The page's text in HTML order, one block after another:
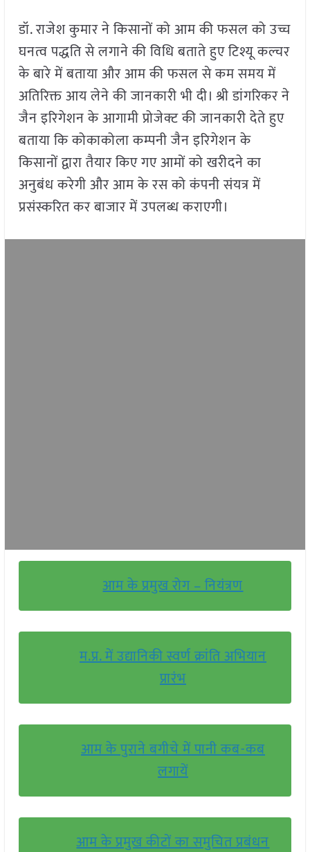
डॉ. राजेश कुमार ने किसानों को आम की फसल को उच्च
घनत्व पद्धति से लगाने की विधि बताते हुए टिश्यू कल्चर
के बारे में बताया और आम की फसल से कम समय में
अतिरिक्त आय लेने की जानकारी भी दी। श्री डांगरिकर ने
जैन इरिगेशन के आगामी प्रोजेक्ट की जानकारी देते हुए
बताया कि कोकाकोला कम्पनी जैन इरिगेशन के
किसानों द्वारा तैयार किए गए आमों को खरीदने का
अनुबंध करेगी और आम के रस को कंपनी संयत्र में
प्रसंस्करित कर बाजार में उपलब्ध कराएगी।
आम के प्रमुख रोग – नियंत्रण
म.प्र. में उद्यानिकी स्वर्ण क्रांति अभियान
प्रारंभ
आम के पुराने बगीचे में पानी कब-कब
लगायें
आम के प्रमुख कीटों का समुचित प्रबंधन